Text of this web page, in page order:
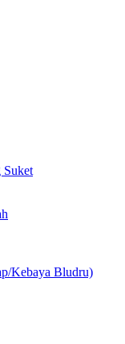
Suket
Kebaya Bludru)